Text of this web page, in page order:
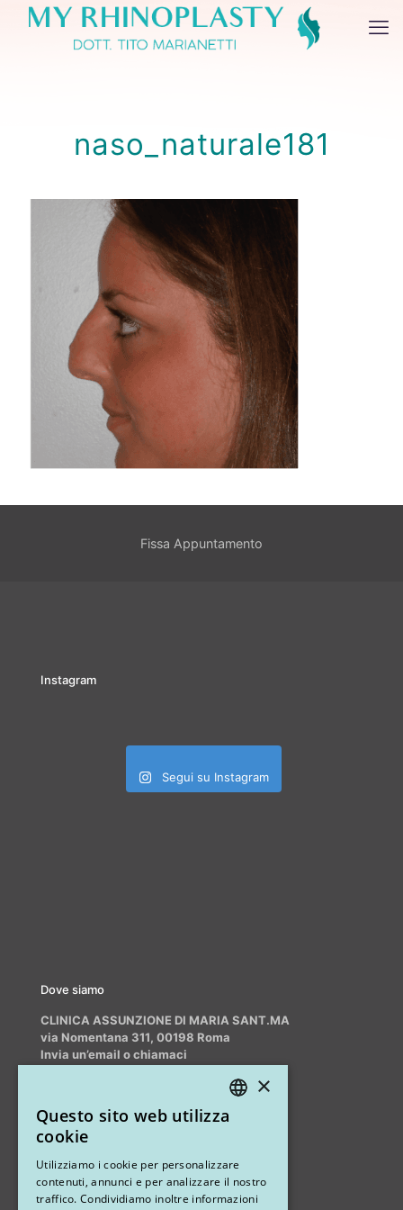
naso_naturale181
Fissa Appuntamento
Instagram
Segui su Instagram
Dove siamo
CLINICA ASSUNZIONE DI MARIA SANT.MA
via Nomentana 311, 00198 Roma
Invia un’email o chiamaci
Altri studi
STUDIO MARIANETTI MED
×
Questo sito web utilizza
cookie
Utilizziamo i cookie per personalizzare
contenuti, annunci e per analizzare il nostro
traffico. Condividiamo inoltre informazioni